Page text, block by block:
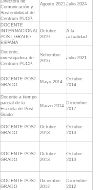
Directora de
Comunicación y
Sostenibilidad de
Centrum PUCP.
Agosto 2021 Julio 2024
DOCENTE
INTERNACIONAL
POST GRADO
ESPAÑA
Octubre
2019
A la
actualidad
Docente,
investigadora de
Centrum PUCP.
Setiembre
2016
Julio 2021
DOCENTE POST
GRADO
Mayo 2014
Octubre
2014
Docente a tiempo
parcial de la
Escuela de Post
Grado
Marzo 2014
Diciembre
2017
DOCENTE POST
GRADO
Octubre
2013
Octubre
2013
DOCENTE POST
GRADO
Octubre
2013
Octubre
2013
DOCENTE POST
GRADO
Diciembre
2012
Diciembre
2012